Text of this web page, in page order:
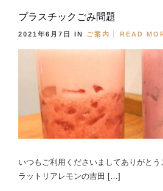
プラスチックごみ問題
2021年6月7日 IN ご案内 READ
いつもご利用くださいましてありがと
ラットリアレモンの吉田 […]